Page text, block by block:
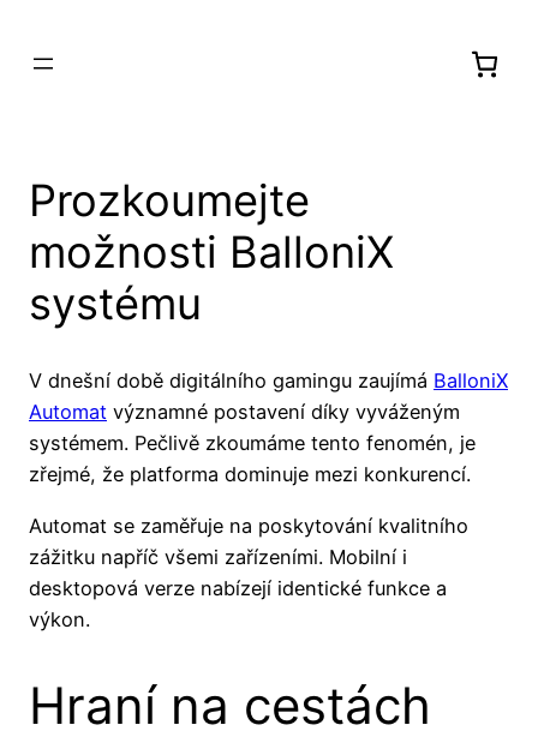
Prozkoumejte
možnosti BalloniX
systému
V dnešní době digitálního gamingu zaujímá BalloniX
Automat významné postavení díky vyváženým
systémem. Pečlivě zkoumáme tento fenomén, je
zřejmé, že platforma dominuje mezi konkurencí.
Automat se zaměřuje na poskytování kvalitního
zážitku napříč všemi zařízeními. Mobilní i
desktopová verze nabízejí identické funkce a
výkon.
Hraní na cestách